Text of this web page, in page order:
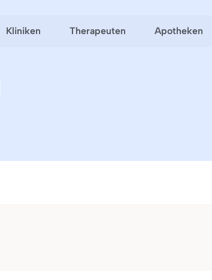
Kliniken Therapeuten Apotheken